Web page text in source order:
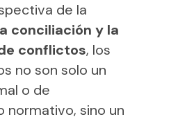
de la
conciliación y la
conflictos, los
no son solo un
o de
normativo, sino un